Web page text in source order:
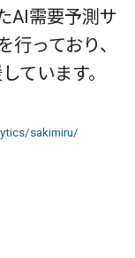
AI需要予測サ
行っており、
ています。
sakimiru/